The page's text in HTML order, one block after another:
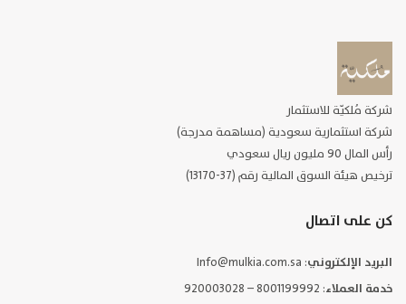
شركة مُلكيّة للاستثمار
شركة استثمارية سعودية (مساهمة مدرجة)
رأس المال 90 مليون ريال سعودي
ترخيص هيئة السوق المالية رقم (37-13170)
كن على اتصال
البريد الإلكتروني: Info@mulkia.com.sa
خدمة العملاء: 8001199992 – 920003028